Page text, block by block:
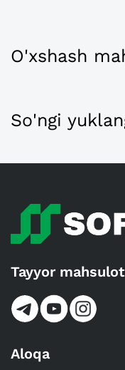
O'xshash
So'ngi
Tayyor
Aloqa